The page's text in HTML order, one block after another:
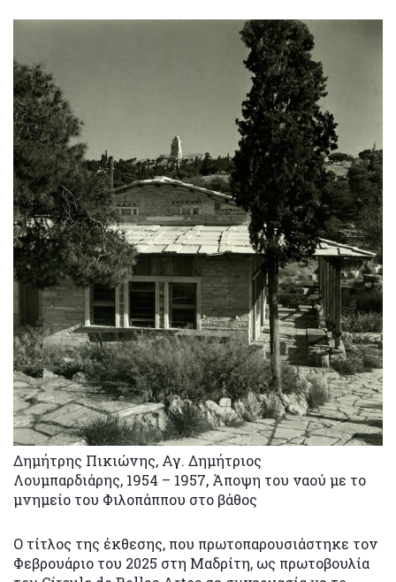
Δημήτρης Πικιώνης, Αγ. Δημήτριος
Λουμπαρδιάρης, 1954 – 1957, Άποψη του ναού με το
μνημείο του Φιλοπάππου στο βάθος
Ο τίτλος της έκθεσης, που πρωτοπαρουσιάστηκε τον
Φεβρουάριο του 2025 στη Μαδρίτη, ως πρωτοβουλία